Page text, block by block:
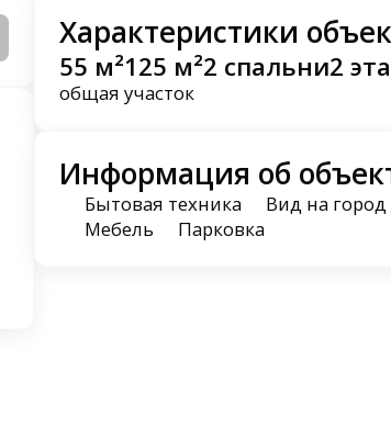
Характеристики
55 м²
общая
125 м²
участок
2 спальни2
Информация об
Бытовая техника Вид на город
Мебель
Парковка